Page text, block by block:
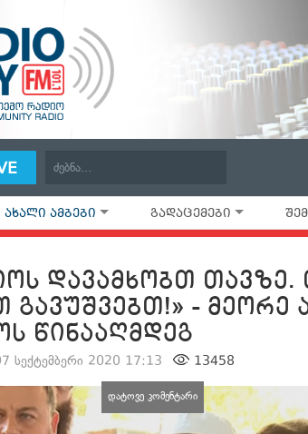
ᲐᲮᲐᲚᲘ ᲐᲛᲑᲔᲑᲘ ᲒᲐᲓᲐᲪᲔᲛᲔᲑᲘ
ᲓᲐᲕᲐᲛᲮᲝᲑᲗ ᲗᲐᲕᲖᲔ.
ᲒᲐᲕᲣᲨᲕᲔᲑᲗ!» - ᲛᲔᲝᲠᲔ
ᲬᲘᲜᲐᲐᲦᲛᲓᲔᲒ
სექტემბერი 2020 17:13 13458
დატოვე კომენტარი